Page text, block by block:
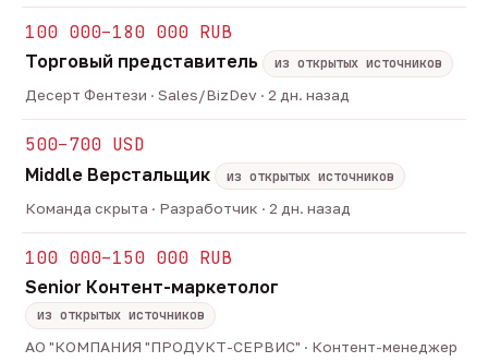
100 000–180 000 RUB
Торговый представитель
из открытых источников
Десерт Фентези · Sales/BizDev · 2 дн. назад
500–700 USD
Middle Верстальщик
из открытых источников
Команда скрыта · Разработчик · 2 дн. назад
100 000–150 000 RUB
Senior Контент-маркетолог
из открытых источников
АО "КОМПАНИЯ "ПРОДУКТ-СЕРВИС" · Контент-менеджер